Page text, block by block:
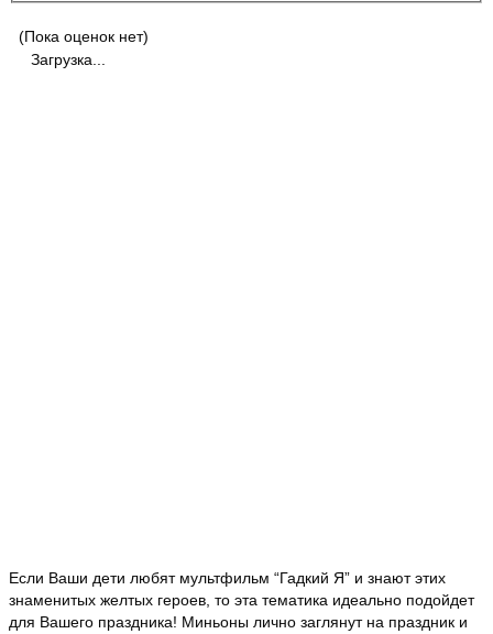
(Пока оценок нет)
Загрузка...
Если Ваши дети любят мультфильм “Гадкий Я” и знают этих
знаменитых желтых героев, то эта тематика идеально подойдет
для Вашего праздника! Миньоны лично заглянут на праздник и